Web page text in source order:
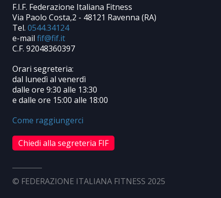
F.I.F. Federazione Italiana Fitness
Via Paolo Costa,2 - 48121 Ravenna (RA)
Tel. 0544.34124
e-mail
C.F. 92048360397
Orari segreteria:
dal lunedì al venerdì
dalle ore 9:30 alle 13:30
e dalle ore 15:00 alle 18:00
Come raggiungerci
Chiedi alla segreteria FIF
© FEDERAZIONE ITALIANA FITNESS 2025